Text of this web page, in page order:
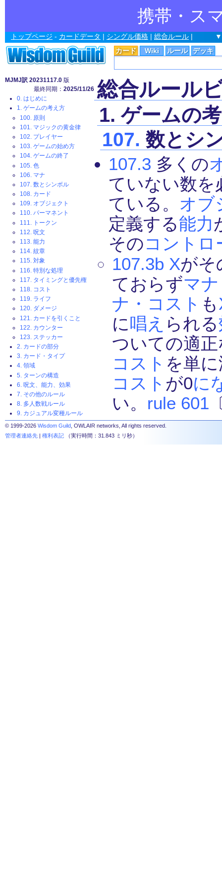
携帯・ス
カード Wiki ルール デッキ
トップページ - カードデータ | シングル価格 | 総合ルール |
MJMJ訳 20231117.0 版
最終同期： 2025/11/26
0. はじめに
1. ゲームの考え方
100. 原則
101. マジックの黄金律
102. プレイヤー
103. ゲームの始め方
104. ゲームの終了
105. 色
106. マナ
107. 数とシンボル
108. カード
109. オブジェクト
110. パーマネント
111. トークン
112. 呪文
113. 能力
114. 紋章
115. 対象
116. 特別な処理
117. タイミングと優先権
118. コスト
119. ライフ
120. ダメージ
121. カードを引くこと
122. カウンター
123. ステッカー
2. カードの部分
3. カード・タイプ
4. 領域
5. ターンの構造
6. 呪文、能力、効果
7. その他のルール
8. 多人数戦ルール
9. カジュアル変種ルール
総合ルール
1. ゲームの
107. 数とシ
107.3 多くの
ていない数を
ている。 オブ
定義する能力
そのコントロ
107.3b Xがそ
ておらずマ
ナ・コスト も
に唱え られる
ついての適
コスト を単
コスト が0に
い。 rule 601
© 1999-2026 Wisdom Guild , OWLAIR networks, All rights reserved.
管理者連絡先 | 権利表記 （実行時間：31.843 ミリ秒）